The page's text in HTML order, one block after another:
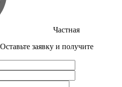
Частная
Оставьте заявку и получите